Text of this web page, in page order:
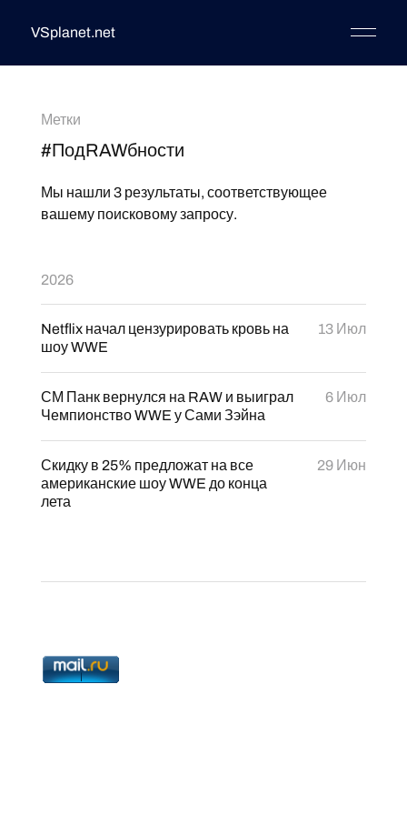
VSplanet.net
Метки
#ПодRAWбности
Мы нашли 3 результаты, соответствующее
вашему поисковому запросу.
2026
Netflix начал цензурировать кровь на
шоу WWE
13 Июл
СМ Панк вернулся на RAW и выиграл
Чемпионство WWE у Сами Зэйна
6 Июл
Скидку в 25% предложат на все
американские шоу WWE до конца
лета
29 Июн